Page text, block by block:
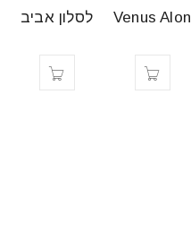
Venus Alon
לסלון אביב